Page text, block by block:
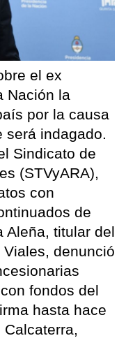
el ex
Nación la
por la causa
será indagado.
Sindicato de
(STVyARA),
con
de
Aleña, titular del
denunció
fondos del
hasta hace